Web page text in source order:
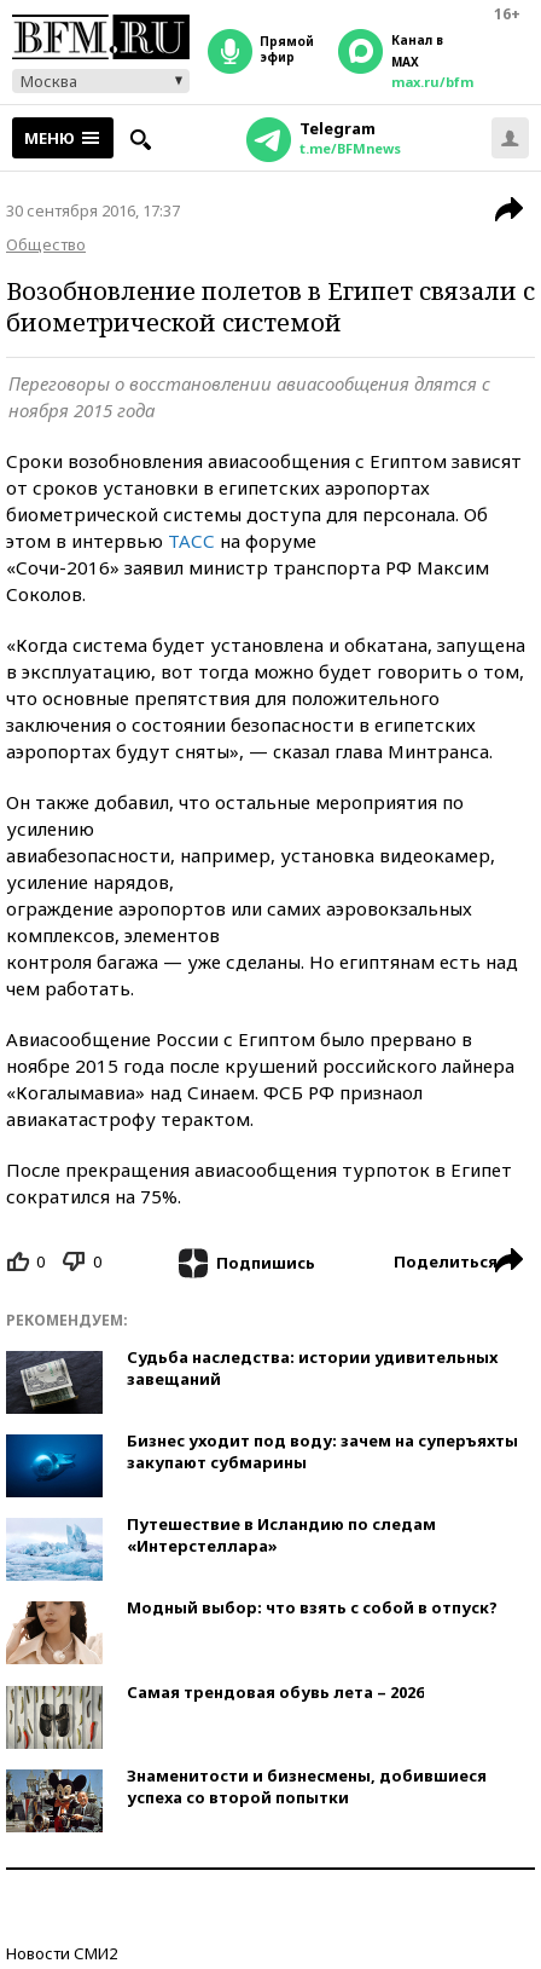
16+
Москва
прямой
эфир
Канал в
MAX
max.ru/bfm
МЕНЮ Telegram
t.me/BFMnews
30 сентября 2016, 17:37
Общество
Возобновление полетов в Египет связали с
биометрической системой
Переговоры о восстановлении авиасообщения длятся с
ноября 2015 года
Сроки возобновления авиасообщения с Египтом зависят
от сроков установки в египетских аэропортах
биометрической системы доступа для персонала. Об
этом в интервью ТАСС на форуме
«Сочи-2016» заявил министр транспорта РФ Максим
Соколов.
«Когда система будет установлена и обкатана, запущена
в эксплуатацию, вот тогда можно будет говорить о том,
что основные препятствия для положительного
заключения о состоянии безопасности в египетских
аэропортах будут сняты», — cказал глава Минтранса.
Он также добавил, что остальные мероприятия по
усилению
авиабезопасности, например, установка видеокамер,
усиление нарядов,
ограждение аэропортов или самих аэровокзальных
комплексов, элементов
контроля багажа — уже сделаны. Но египтянам есть над
чем работать.
Авиасообщение России с Египтом было прервано в
ноябре 2015 года после крушений российского лайнера
«Когалымавиа» над Синаем. ФСБ РФ признаол
авиакатастрофу терактом.
После прекращения авиасообщения турпоток в Египет
сократился на 75%.
0 0 Подпишись Поделиться
РЕКОМЕНДУЕМ:
Судьба наследства: истории удивительных
завещаний
Бизнес уходит под воду: зачем на суперъяхты
закупают субмарины
Путешествие в Исландию по следам
«Интерстеллара»
Модный выбор: что взять с собой в отпуск?
Самая трендовая обувь лета – 2026
Знаменитости и бизнесмены, добившиеся
успеха со второй попытки
Новости СМИ2